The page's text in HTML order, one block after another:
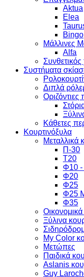
Aktua
Elea
Bingo
Μάλλινες
Alfa
Συστήματα
Διπλά
Οριζόντιες
Κάθετες
Κουρτινόξυλα
Μεταλλικά
Π-30
Τ20
Φ10
Φ20
Φ25
Φ25
Φ35
Ξύλινα
My Color
Μετώπες
Παιδικά
Aslanis
Guy